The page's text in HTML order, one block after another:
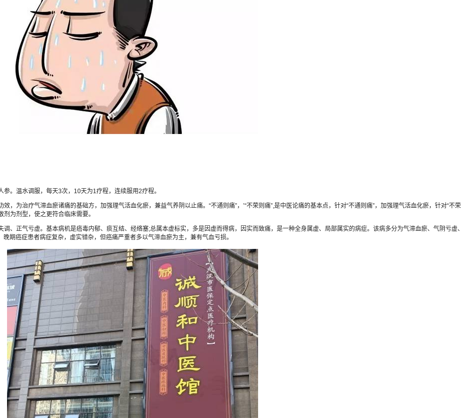
。温水调服，每天3次，10天为1疗程，连续服用2疗程。
为治疗气滞血瘀诸痛的基础方，加强理气活血化瘀，兼益气养阴以止痛。“不通则痛”，’“不荣则痛”,是中医论痛的基本点，针对“不通则痛”，加强理气活血化瘀，针对“不荣
为剂型，使之更符合临床需要。
正气亏虚。基本病机是癌毒内郁、痰互结、经络塞;总属本虚标实，多是因虚而得病，因实而致痛，是一种全身属虚、局部属实的病症。该病多分为气滞血瘀、气阴亏虚、
期癌症患者病症复杂，虚实错杂，但癌痛严重者多以气滞血瘀为主，兼有气血亏损。